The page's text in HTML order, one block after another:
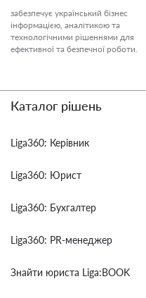
забезпечує український бізнес
інформацією, аналітикою та
технологічними рішеннями для
ефективної та безпечної роботи.
Каталог рішень
Liga360: Керівник
Liga360: Юрист
Liga360: Бухгалтер
Liga360: PR-менеджер
Знайти юриста Liga:BOOK